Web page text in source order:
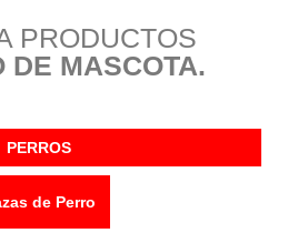
PRODUCTOS
DE MASCOTA.
PERROS
de Perro